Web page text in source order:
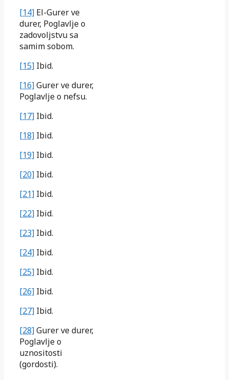
[14] El-Gurer ve
durer, Poglavlje o
zadovoljstvu sa
samim sobom.
[15] Ibid.
[16]Gurer ve durer,
Poglavlje o nefsu.
[17] Ibid.
[18] Ibid.
[19] Ibid.
[20] Ibid.
[21] Ibid.
[22] Ibid.
[23] Ibid.
[24] Ibid.
[25] Ibid.
[26] Ibid.
[27] Ibid.
[28]Gurer ve durer,
Poglavlje o
uznositosti
(gordosti).